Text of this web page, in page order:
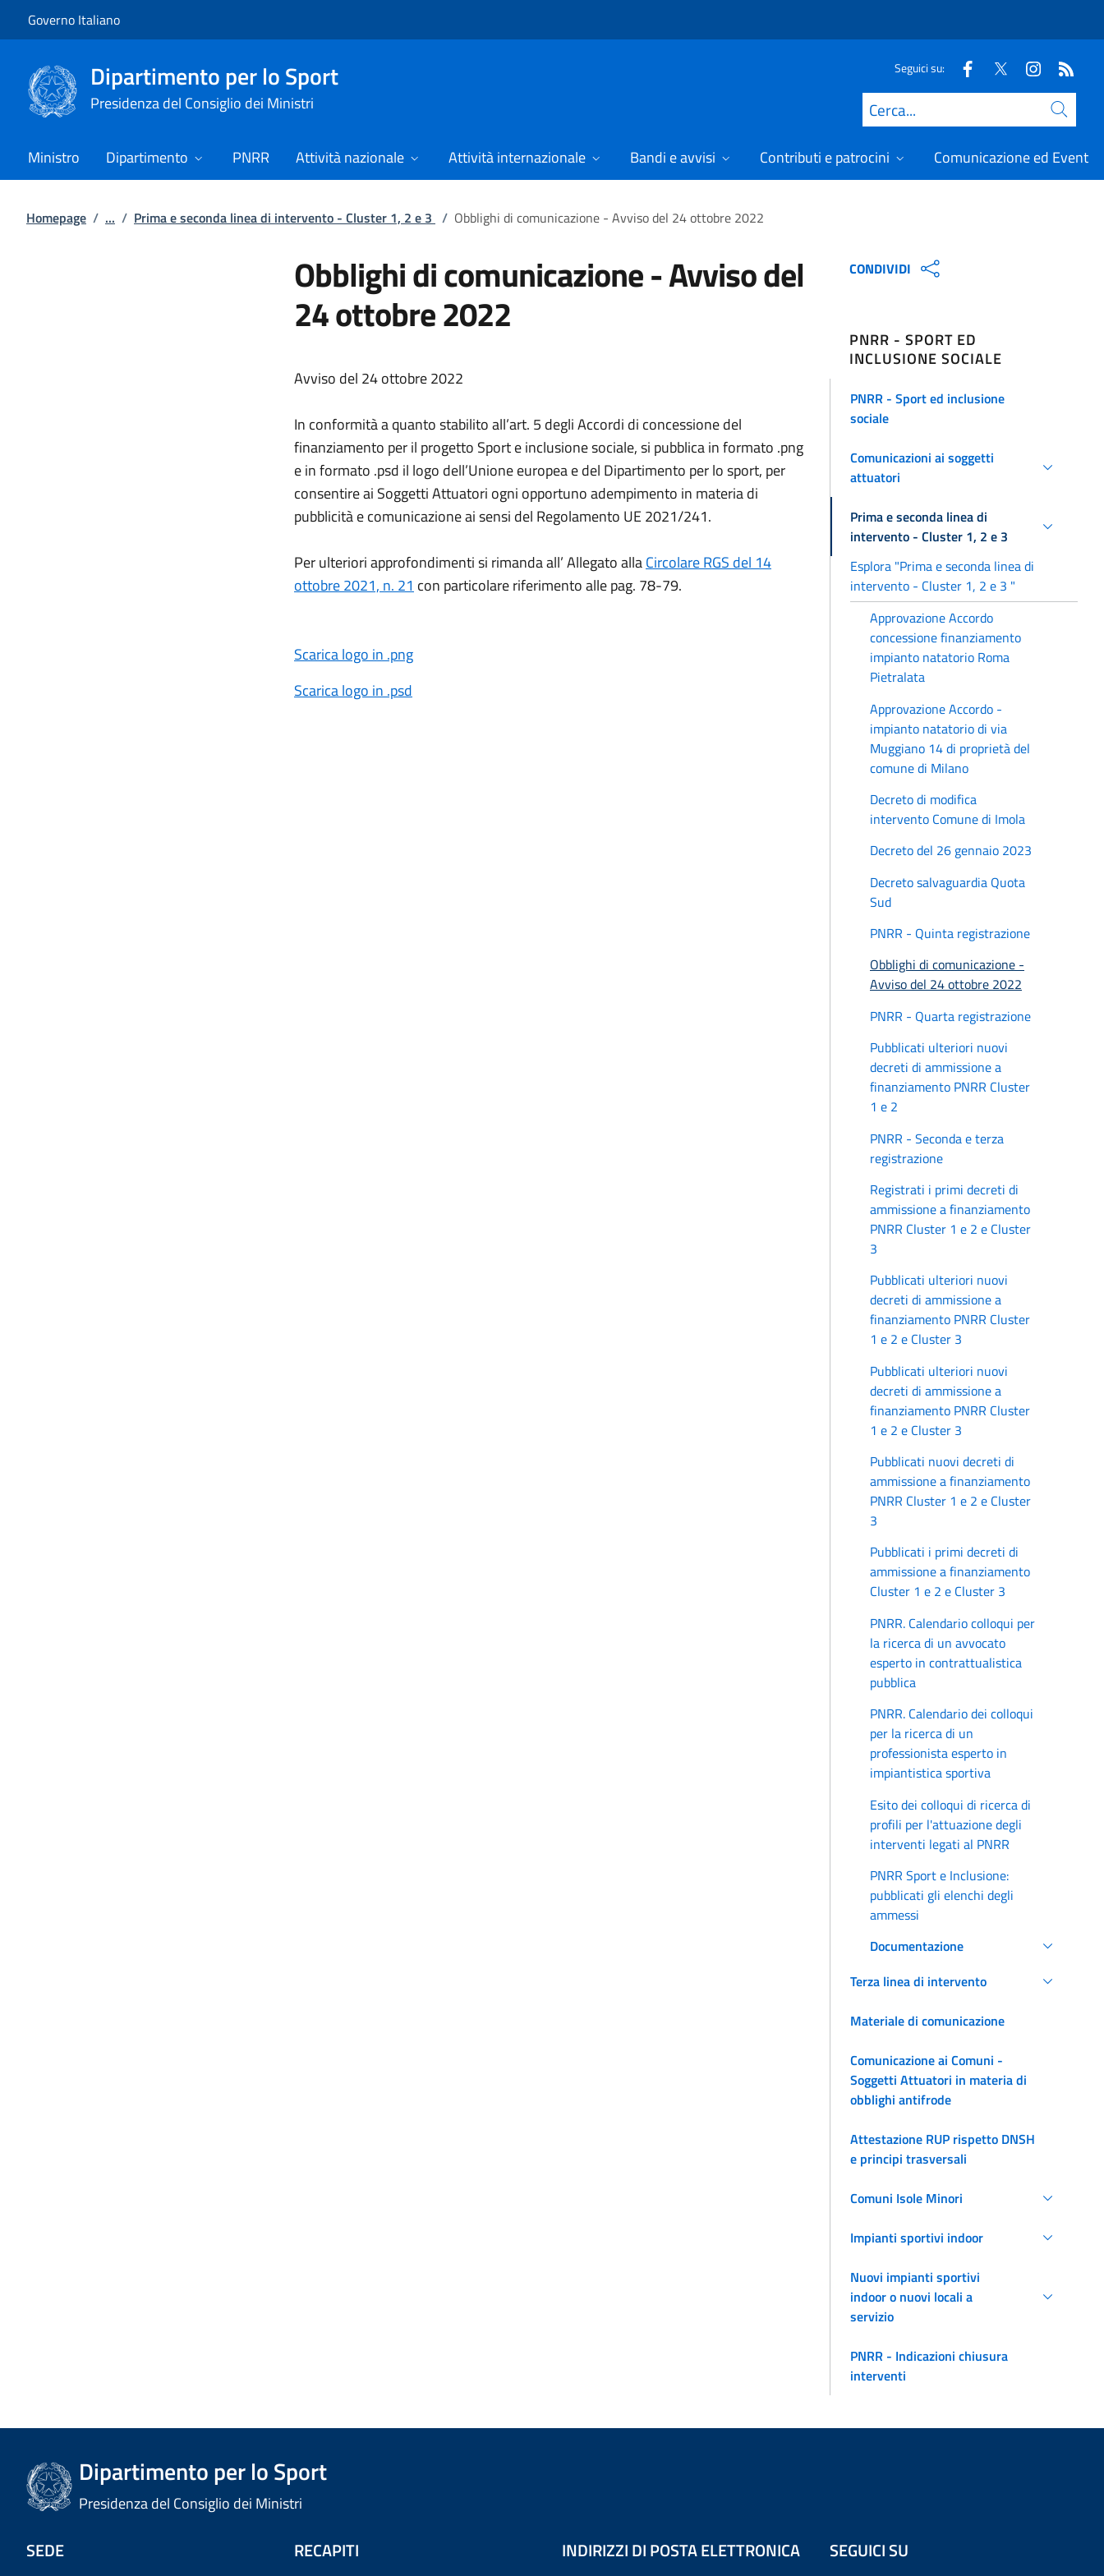
Governo Italiano
Dipartimento per lo Sport
Presidenza del Consiglio dei Ministri
Seguici su:
Cerca
Ministro Dipartimento PNRR Attività nazionale Attività internazionale Bandi e avvisi Contributi e patrocini Comunicazione ed Eventi
Homepage / ... / Prima e seconda linea di intervento - Cluster 1, 2 e 3 / Obblighi di comunicazione - Avviso del 24 ottobre 2022
Obblighi di comunicazione - Avviso del
24 ottobre 2022
Avviso del 24 ottobre 2022
In conformità a quanto stabilito all’art. 5 degli Accordi di concessione del
finanziamento per il progetto Sport e inclusione sociale, si pubblica in formato .png
e in formato .psd il logo dell’Unione europea e del Dipartimento per lo sport, per
consentire ai Soggetti Attuatori ogni opportuno adempimento in materia di
pubblicità e comunicazione ai sensi del Regolamento UE 2021/241.
Per ulteriori approfondimenti si rimanda all’ Allegato allaCircolare RGS del 14
ottobre 2021, n. 21 con particolare riferimento alle pag. 78-79.
Scarica logo in .png
Scarica logo in .psd
CONDIVIDI
PNRR - SPORT ED
INCLUSIONE SOCIALE
PNRR - Sport ed inclusione
sociale
Comunicazioni ai soggetti
attuatori
Prima e seconda linea di
intervento - Cluster 1, 2 e 3
Esplora "Prima e seconda linea di
intervento - Cluster 1, 2 e 3 "
Approvazione Accordo
concessione finanziamento
impianto natatorio Roma
Pietralata
Approvazione Accordo -
impianto natatorio di via
Muggiano 14 di proprietà del
comune di Milano
Decreto di modifica
intervento Comune di Imola
Decreto del 26 gennaio 2023
Decreto salvaguardia Quota
Sud
PNRR - Quinta registrazione
Obblighi di comunicazione -
Avviso del 24 ottobre 2022
PNRR - Quarta registrazione
Pubblicati ulteriori nuovi
decreti di ammissione a
finanziamento PNRR Cluster
1 e 2
PNRR - Seconda e terza
registrazione
Registrati i primi decreti di
ammissione a finanziamento
PNRR Cluster 1 e 2 e Cluster
3
Pubblicati ulteriori nuovi
decreti di ammissione a
finanziamento PNRR Cluster
1 e 2 e Cluster 3
Pubblicati ulteriori nuovi
decreti di ammissione a
finanziamento PNRR Cluster
1 e 2 e Cluster 3
Pubblicati nuovi decreti di
ammissione a finanziamento
PNRR Cluster 1 e 2 e Cluster
3
Pubblicati i primi decreti di
ammissione a finanziamento
Cluster 1 e 2 e Cluster 3
PNRR. Calendario colloqui per
la ricerca di un avvocato
esperto in contrattualistica
pubblica
PNRR. Calendario dei colloqui
per la ricerca di un
professionista esperto in
impiantistica sportiva
Esito dei colloqui di ricerca di
profili per l'attuazione degli
interventi legati al PNRR
PNRR Sport e Inclusione:
pubblicati gli elenchi degli
ammessi
Documentazione
Terza linea di intervento
Materiale di comunicazione
Comunicazione ai Comuni -
Soggetti Attuatori in materia di
obblighi antifrode
Attestazione RUP rispetto DNSH
e principi trasversali
Comuni Isole Minori
Impianti sportivi indoor
Nuovi impianti sportivi
indoor o nuovi locali a
servizio
PNRR - Indicazioni chiusura
interventi
Dipartimento per lo Sport
Presidenza del Consiglio dei Ministri
SEDE RECAPITI INDIRIZZI DI POSTA ELETTRONICA SEGUICI SU